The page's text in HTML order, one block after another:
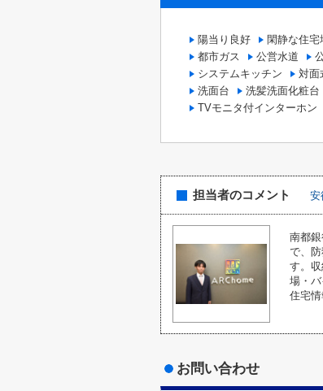
陽当り良好 閑静な住宅
都市ガス
公営水道
システムキッチン
対面
洗面台
洗髪洗面化粧台
TVモニタ付インターホン
担当者のコメント 安
南都
で、
す。
場・
住宅
お問い合わせ